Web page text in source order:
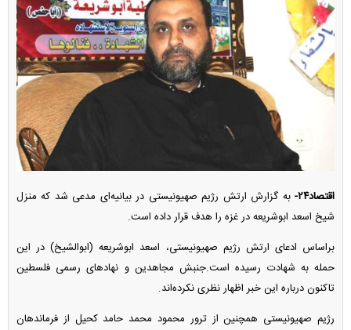
اقتصاد۲۴-
به گزارش ارتش رژیم صهیونیستی در بیانیه‌ای مدعی شد که منزل
شیخ اسعد ابوشریعه در غزه را هدف قرار داده است.
براساس ادعای ارتش رژیم صهیونیستی، اسعد ابوشریعه (ابوالشیخ) در این
حمله به شهادت رسیده است.جنبش مجاهدین و نهاد‌های رسمی فلسطین
تاکنون درباره این خبر اظهار نظری نکرده‌اند.
رژیم صهیونیستی همچنین از ترور محمود محمد حامد کحیل از فرماندهان